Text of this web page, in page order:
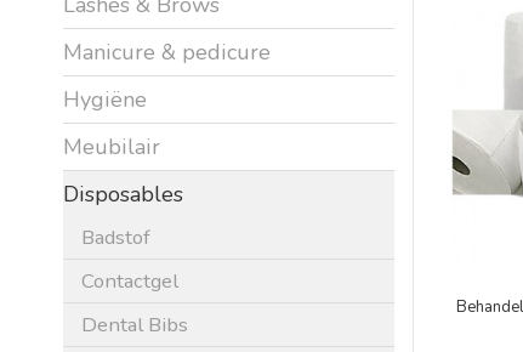
Manicure & pedicure
Hygiëne
Meubilair
Disposables
Badstof
Contactgel
Dental Bibs